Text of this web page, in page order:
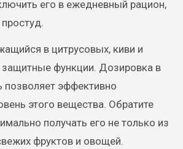
его в ежедневный рацион,
в цитрусовых, киви и
защитные функции. Дозировка в
позволяет эффективно
этого вещества. Обратите
получать его не только из
фруктов и овощей.